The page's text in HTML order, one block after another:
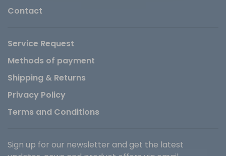
Contact
Service Request
Methods of payment
Shipping & Returns
Privacy Policy
Terms and Conditions
Sign up for our newsletter and get the latest